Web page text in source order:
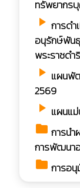
ทรัพยากร
play_arrow การดำ
อนุรักษ์พัน
พระราชด
play_arrow แผนพั
2569
play_arrow แผนแ
folder การนำ
การพัฒนา
folder การอนุ